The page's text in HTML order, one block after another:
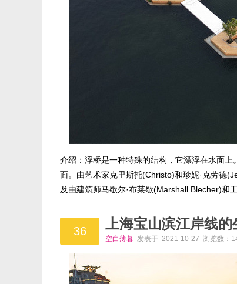
介绍：浮桥是一种特殊的结构，它漂浮在水面
面。由艺术家克里斯托(Christo)和珍妮·克劳德
及由建筑师马歇尔·布莱歇(Marshall Blecher)
36 上海宝山滨江岸线
空白薄暮 发表于 2021-10-27 浏览数：